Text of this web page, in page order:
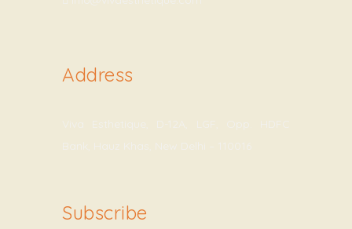
Address
Viva Esthetique, D-12A, LGF, Opp. HDFC
Bank, Hauz Khas, New Delhi – 110016
Subscribe